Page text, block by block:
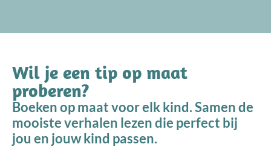
Wil je een tip op maat
proberen?
Boeken op maat voor elk kind. Samen de
mooiste verhalen lezen die perfect bij
jou en jouw kind passen.